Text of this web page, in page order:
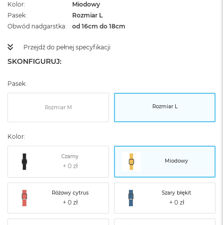
Kolor
Miodowy
Pasek
Rozmiar L
Obwód nadgarstka
od 16cm do 18cm
Przejdź do pełnej specyfikacji
SKONFIGURUJ:
Pasek:
Rozmiar M Rozmiar L
Kolor:
Czarny
Miodowy
Różowy cytrus Szary błękit